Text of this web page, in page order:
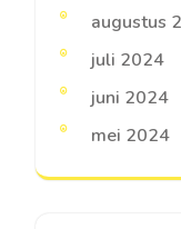
augustus
juli 2024
juni 2024
mei 2024